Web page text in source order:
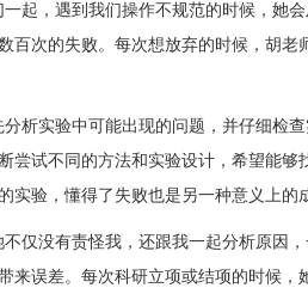
起，遇到我们操作不规范的时候，她
百次的失败。每次想放弃的时候，胡老
析实验中可能出现的问题，并仔细检
尝试不同的方法和实验设计，希望能够
验，懂得了失败也是另一种意义上的
仅没有责怪我，还跟我一起分析原因
来误差。每次科研立项或结项的时候，